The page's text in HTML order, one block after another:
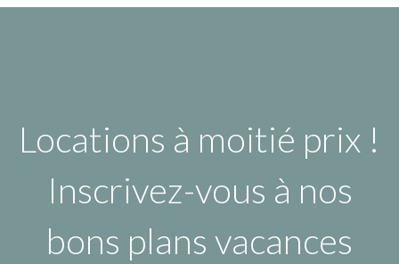
Locations à moitié prix !
Inscrivez-vous à nos
bons plans vacances